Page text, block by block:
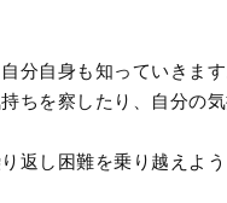
分自身も知っていきます
ちを察したり、自分の
返し困難を乗り越えよ